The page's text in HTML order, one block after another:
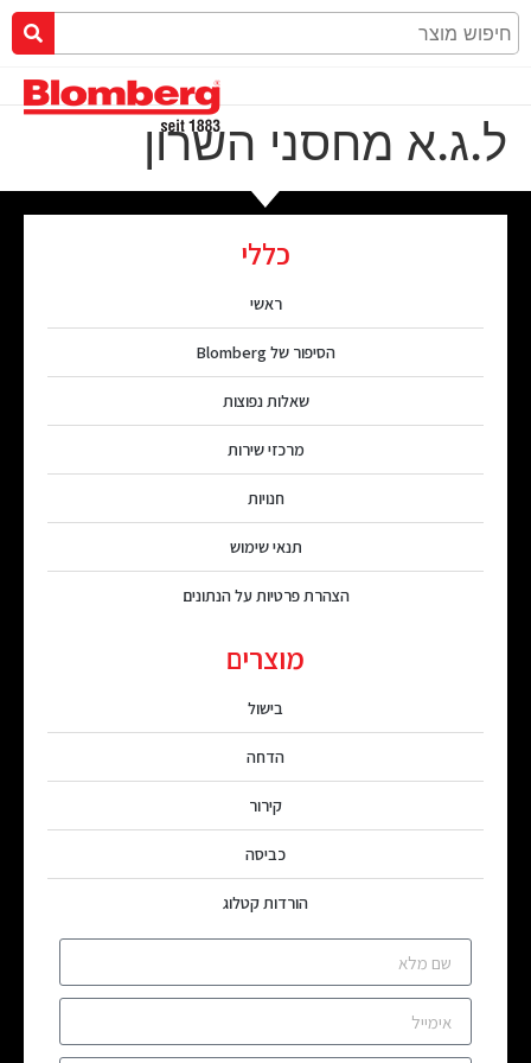
ל.ג.א מחסני השרון
כללי
ראשי
הסיפור של Blomberg
שאלות נפוצות
מרכזי שירות
חנויות
תנאי שימוש
הצהרת פרטיות על הנתונים
מוצרים
בישול
הדחה
קירור
כביסה
הורדות קטלוג